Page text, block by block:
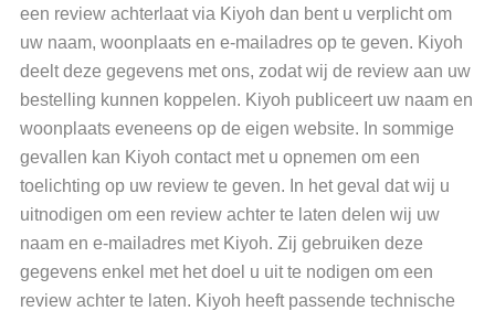
een review achterlaat via Kiyoh dan bent u verplicht om
uw naam, woonplaats en e-mailadres op te geven. Kiyoh
deelt deze gegevens met ons, zodat wij de review aan uw
bestelling kunnen koppelen. Kiyoh publiceert uw naam en
woonplaats eveneens op de eigen website. In sommige
gevallen kan Kiyoh contact met u opnemen om een
toelichting op uw review te geven. In het geval dat wij u
uitnodigen om een review achter te laten delen wij uw
naam en e-mailadres met Kiyoh. Zij gebruiken deze
gegevens enkel met het doel u uit te nodigen om een
review achter te laten. Kiyoh heeft passende technische